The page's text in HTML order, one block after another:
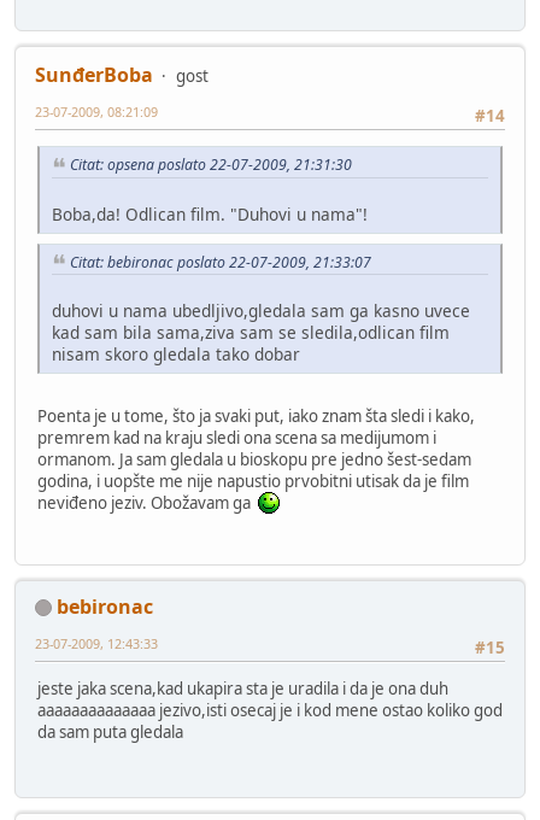
SunđerBoba
gost
#14
23-07-2009, 08:21:09
Citat: opsena poslato 22-07-2009, 21:31:30
Boba,da! Odlican film. "Duhovi u nama"!
Citat: bebironac poslato 22-07-2009, 21:33:07
duhovi u nama ubedljivo,gledala sam ga kasno uvece
kad sam bila sama,ziva sam se sledila,odlican film
nisam skoro gledala tako dobar
Poenta je u tome, što ja svaki put, iako znam šta sledi i kako,
premrem kad na kraju sledi ona scena sa medijumom i
ormanom. Ja sam gledala u bioskopu pre jedno šest-sedam
godina, i uopšte me nije napustio prvobitni utisak da je film
neviđeno jeziv. Obožavam ga
bebironac
#15
23-07-2009, 12:43:33
jeste jaka scena,kad ukapira sta je uradila i da je ona duh
aaaaaaaaaaaaaa jezivo,isti osecaj je i kod mene ostao koliko god
da sam puta gledala